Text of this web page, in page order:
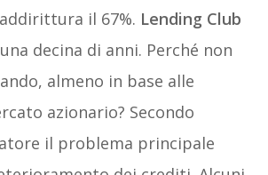
il 67%. Lending Club
decina di anni. Perché non
almeno in base alle
azionario? Secondo
il problema principale